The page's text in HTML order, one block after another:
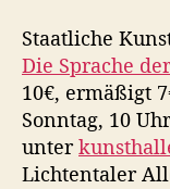
Staatliche
Die Sprache
10€, ermäßigt
Sonntag, 10
unter
Lichtentaler